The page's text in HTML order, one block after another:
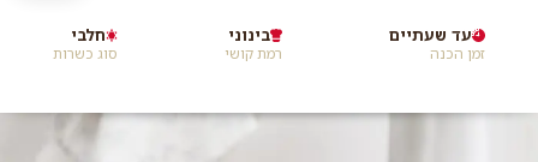
זמן הכנה
עד שעתיים
רמת קושי
בינוני
סוג כשרות
חלבי